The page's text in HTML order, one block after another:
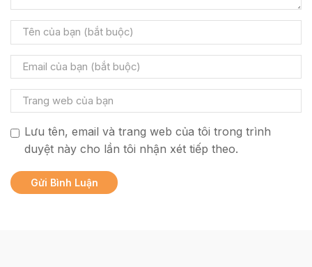
Lưu tên, email và trang web của tôi trong trình
duyệt này cho lần tôi nhận xét tiếp theo.